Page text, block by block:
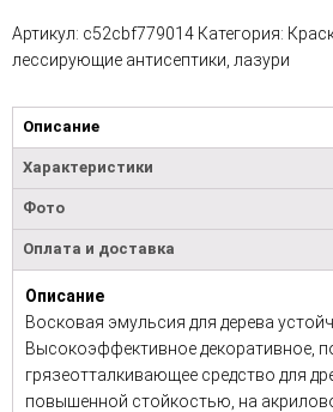
Артикул: c52cbf779014 Категория:
лессирующие антисептики, лазури
Описание
Характеристики
Фото
Оплата и доставка
Описание
Восковая эмульсия для дерева
Высокоэффективное декоративное,
грязеотталкивающее средство для
повышенной стойкостью, на